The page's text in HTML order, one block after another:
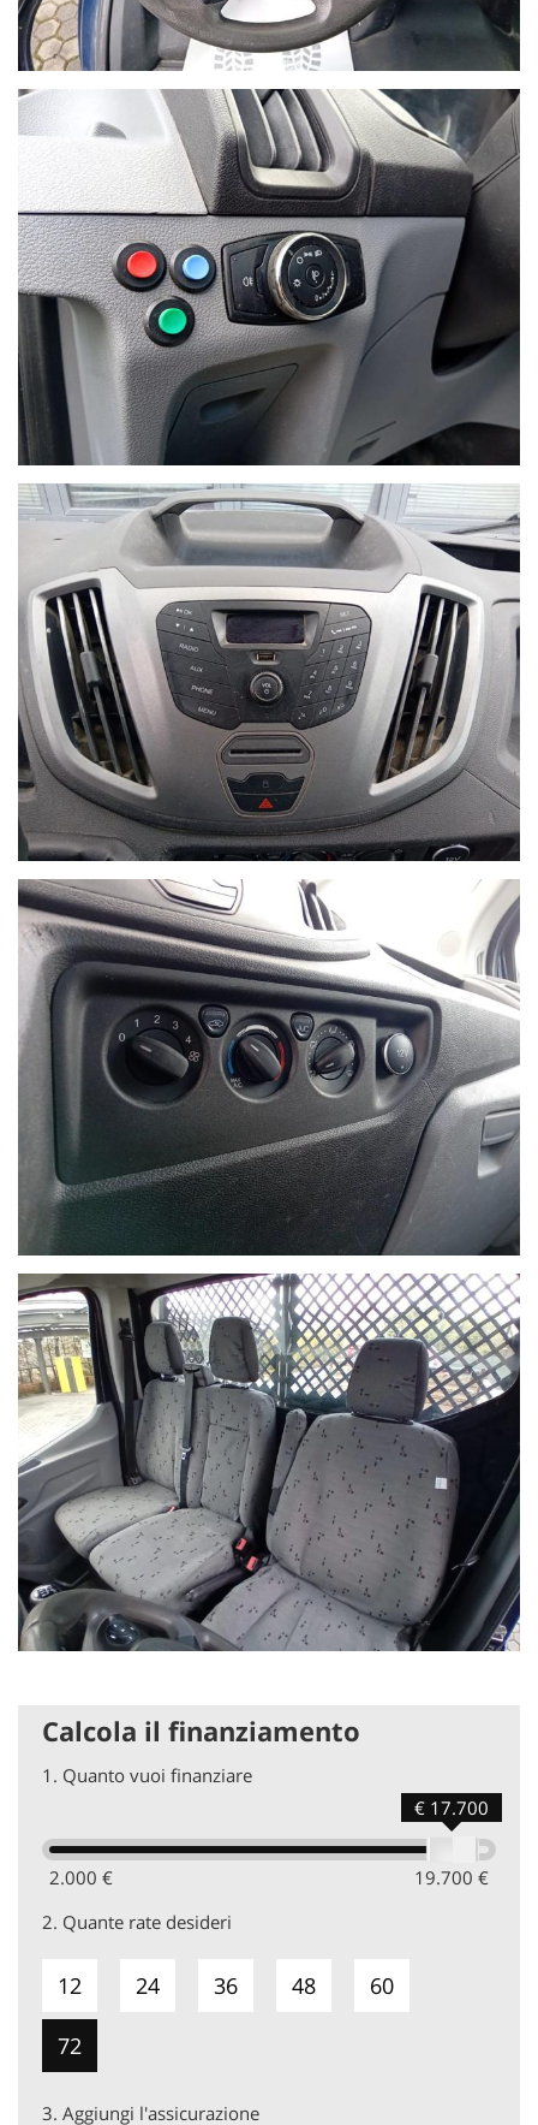
Calcola il finanziamento
1. Quanto vuoi finanziare
2.000 € 19.700 €
€ 17.700
2. Quante rate desideri
12 24 36 48 60
72
3. Aggiungi l'assicurazione